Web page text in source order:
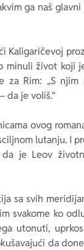
ga naš glavni
Kaligaričevoj
minuli život koji
za Rim: „S njim
da je voliš.“
ovog
lutanju. I
da je Leov
sa svih
svakome ko
utonuti,
da